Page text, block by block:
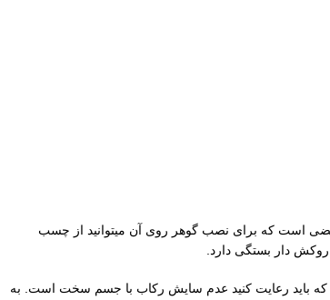
سنگ خور رکاب 13 در 10 میلیمتر به فرم بیضی است که برای نصب گوهر روی آن میتوانید از چسب
که باید رعایت کنید عدم سایش رکاب با جسم سخت است. به